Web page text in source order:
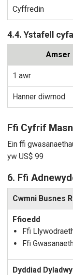
Cyffredin
4.4. Ystafell
Amser
1 awr
Hanner diwrnod
Ffi Cyfrif
Ein ffi
yw US$ 99
6. Ffi
Cwmni Busnes
Ffi
Ffi